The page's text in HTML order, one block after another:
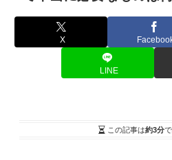
X
LINE
この記事は約3分